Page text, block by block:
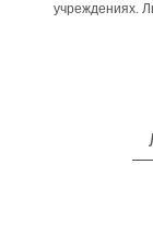
учреждениях.